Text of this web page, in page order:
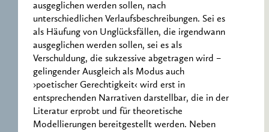
ausgeglichen werden sollen, nach
unterschiedlichen Verlaufsbeschreibungen. Sei es
als Häufung von Unglücksfällen, die irgendwann
ausgeglichen werden sollen, sei es als
Verschuldung, die sukzessive abgetragen wird –
gelingender Ausgleich als Modus auch
›poetischer Gerechtigkeit‹ wird erst in
entsprechenden Narrativen darstellbar, die in der
Literatur erprobt und für theoretische
Modellierungen bereitgestellt werden. Neben